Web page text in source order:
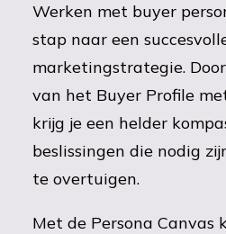
Werken met buyer
stap naar een
marketingstrategie.
van het Buyer Profile
krijg je een helder
beslissingen die nodig
te overtuigen.
Met de Persona Canvas